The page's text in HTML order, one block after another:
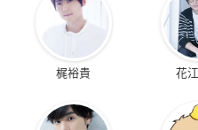
梶裕貴 花